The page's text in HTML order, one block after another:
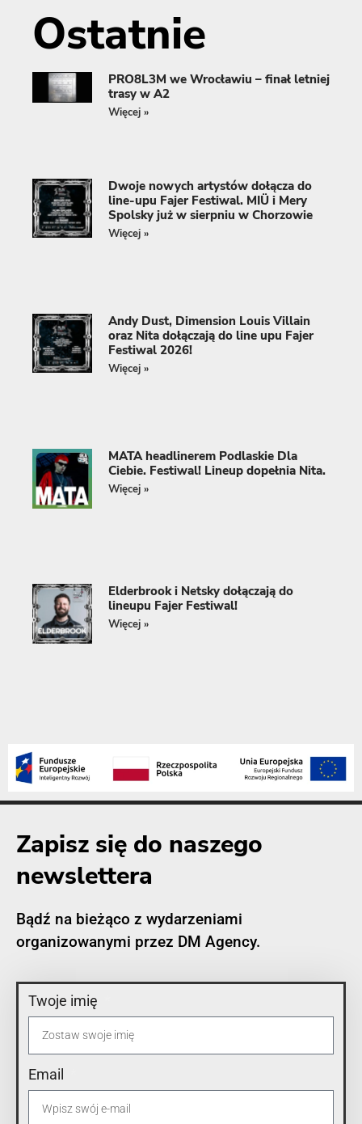
Ostatnie
PRO8L3M we Wrocławiu – finał letniej
trasy w A2
Więcej »
Dwoje nowych artystów dołącza do
line-upu Fajer Festiwal. MIÜ i Mery
Spolsky już w sierpniu w Chorzowie
Więcej »
Andy Dust, Dimension Louis Villain
oraz Nita dołączają do line upu Fajer
Festiwal 2026!
Więcej »
MATA headlinerem Podlaskie Dla
Ciebie. Festiwal! Lineup dopełnia Nita.
Więcej »
Elderbrook i Netsky dołączają do
lineupu Fajer Festiwal!
Więcej »
Zapisz się do naszego
newslettera
Bądź na bieżąco z wydarzeniami
organizowanymi przez DM Agency.
Twoje imię
Email